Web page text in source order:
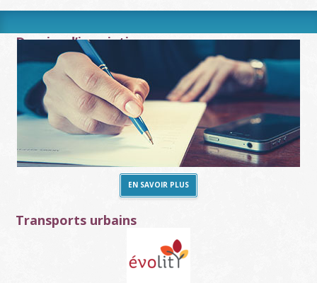
Dossier d’inscription
EN SAVOIR PLUS
Transports urbains